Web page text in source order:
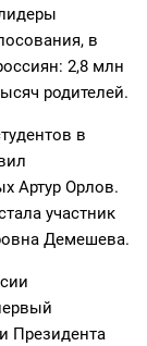
в
2,8 млн
родителей.
в
Артур Орлов.
участник
Демешева.
Президента